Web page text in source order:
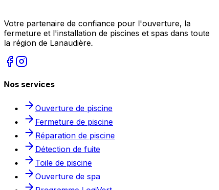
Votre partenaire de confiance pour l'ouverture, la
fermeture et l'installation de piscines et spas dans toute
la région de Lanaudière.
Nos services
Ouverture de piscine
Fermeture de piscine
Réparation de piscine
Détection de fuite
Toile de piscine
Ouverture de spa